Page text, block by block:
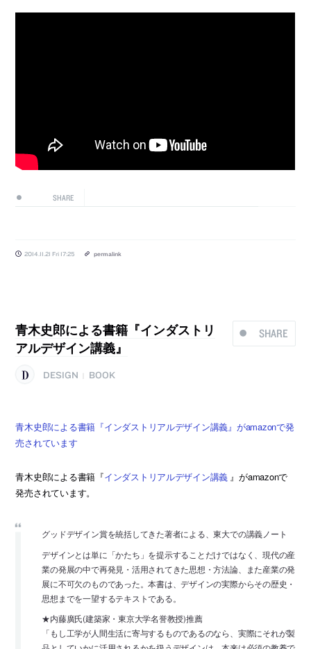
SHARE
2014.11.21 Fri 17:25 permalink
SHARE
青木史郎による書籍『インダストリ
アルデザイン講義』
DESIGN BOOK
青木史郎による書籍『インダストリアルデザイン講義』がamazonで発
売されています
青木史郎による書籍『インダストリアルデザイン講義 』がamazonで
発売されています。
グッドデザイン賞を統括してきた著者による、東大での講義ノート
デザインとは単に「かたち」を提示することだけではなく、現代の産
業の発展の中で再発見・活用されてきた思想・方法論、また産業の発
展に不可欠のものであった。本書は、デザインの実際からその歴史・
思想までを一望するテキストである。
★内藤廣氏(建築家・東京大学名誉教授)推薦
「もし工学が人間生活に寄与するものであるのなら、実際にそれが製